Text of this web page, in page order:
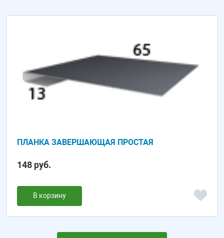
ПЛАНКА ЗАВЕРШАЮЩАЯ ПРОСТАЯ
148 руб.
В корзину